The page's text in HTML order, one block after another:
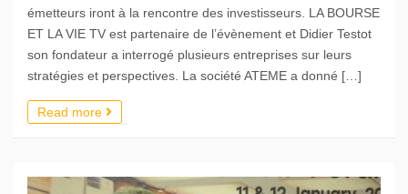
émetteurs iront à la rencontre des investisseurs. LA BOURSE
ET LA VIE TV est partenaire de l’évènement et Didier Testot
son fondateur a interrogé plusieurs entreprises sur leurs
stratégies et perspectives. La société ATEME a donné […]
Read more